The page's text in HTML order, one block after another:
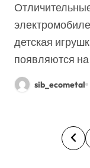
Отличительные особенности детских
детская
появляются
sib_ecometal
П